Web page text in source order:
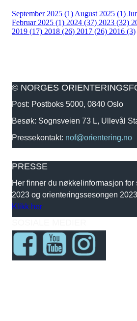
September 2025 (1) August 2025 (1)
Februar 2025 (1) 2024 (37) 2023 (32)
2019 (17) 2018 (26) 2017 (26) 2016 (3)
© NORGES
Post: Postboks 5000, 0840 Oslo
Besøk: Sognsveien 73 L, Ullevål
Pressekontakt: nof@orientering.no
PRESSE
Her finner du nøkkelinformasjon
2023 og orienteringssesongen
Klikk her